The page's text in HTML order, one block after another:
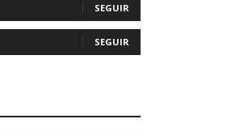
SEGUIR
SEGUIR